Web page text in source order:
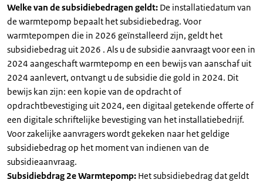
Welke van de subsidiebedragen geldt: De installatiedatum van
de warmtepomp bepaalt het subsidiebedrag. Voor
warmtepompen die in 2026 geïnstalleerd zijn, geldt het
subsidiebedrag uit 2026 . Als u de subsidie aanvraagt voor een in
2024 aangeschaft warmtepomp en een bewijs van aanschaf uit
2024 aanlevert, ontvangt u de subsidie die gold in 2024. Dit
bewijs kan zijn: een kopie van de opdracht of
opdrachtbevestiging uit 2024, een digitaal getekende offerte of
een digitale schriftelijke bevestiging van het installatiebedrijf.
Voor zakelijke aanvragers wordt gekeken naar het geldige
subsidiebedrag op het moment van indienen van de
subsidieaanvraag.
Subsidiebdrag 2e Warmtepomp: Het subsidiebedrag dat geldt